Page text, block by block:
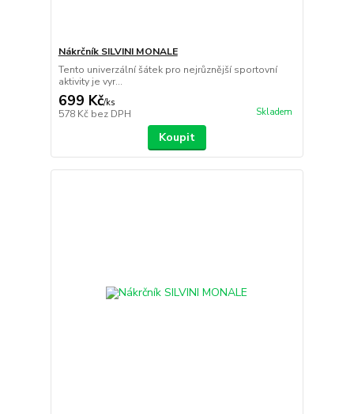
Nákrčník SILVINI MONALE
Tento univerzální šátek pro nejrůznější sportovní
aktivity je vyr...
699 Kč/ks
578 Kč bez DPH Skladem
Koupit